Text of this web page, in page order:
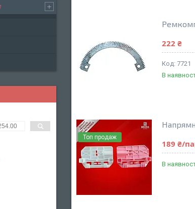
222 ₴
7721
В
Топ продаж
189 ₴/
В